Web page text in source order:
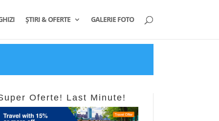
ȘTIRI & OFERTE GALERIE FOTO
Oferte! Last Minute!